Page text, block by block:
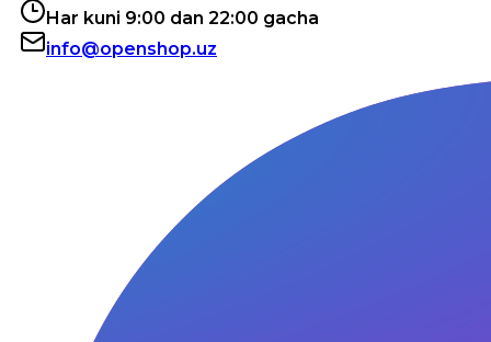
Har kuni 9:00 dan 22:00 gacha
info@openshop.uz